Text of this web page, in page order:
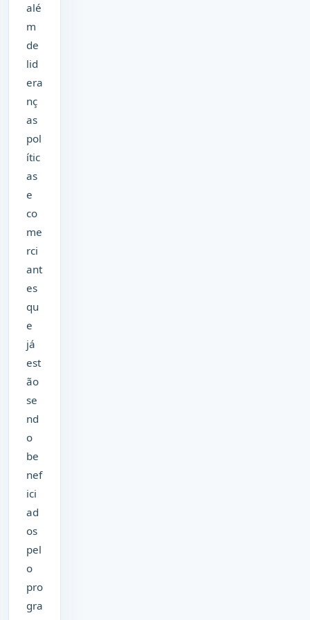
alé
m
de
lid
era
nç
as
pol
ític
as
e
co
me
rci
ant
es
qu
e
já
est
ão
se
nd
o
be
nef
ici
ad
os
pel
o
pro
gra